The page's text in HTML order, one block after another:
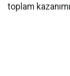
toplam